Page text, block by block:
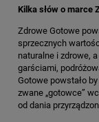
Kilka słów o marce
Zdrowe Gotowe
sprzecznych
naturalne i zdrowe,
garściami,
Gotowe powstało
zwane „gotowce”
od dania